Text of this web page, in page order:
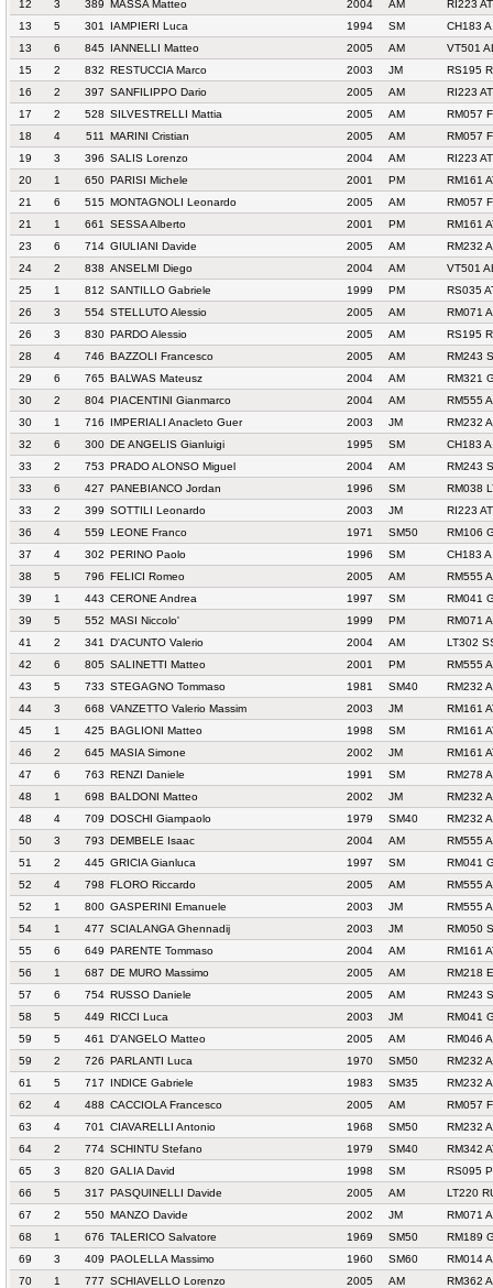
12 3 389 MASSA Matteo 2004 AM
RI223
13
5 301 IAMPIERI Luca 1994 SM
CH183
13
6 845 IANNELLI Matteo 2005 AM
VT501
15
2 832 RESTUCCIA Marco 2003 JM
RS195
16
2 397 SANFILIPPO Dario 2005 AM
RI223
17
2 528 SILVESTRELLI Mattia 2005 AM
RM057
18
4 511 MARINI Cristian 2005 AM
RM057
19
3 396 SALIS Lorenzo 2004 AM
RI223
20
1 650 PARISI Michele 2001 PM
RM161
21
6 515 MONTAGNOLI Leonardo 2005 AM
RM057
21
1 661 SESSA Alberto 2001 PM
RM161
23
6 714 GIULIANI Davide 2005 AM
RM232
24
2 838 ANSELMI Diego 2004 AM
VT501
25
1 812 SANTILLO Gabriele 1999 PM
RS035
26
3 554 STELLUTO Alessio 2005 AM
RM071
26
3 830 PARDO Alessio 2005 AM
RS195
28
4 746 BAZZOLI Francesco 2005 AM
RM243
29
6 765 BALWAS Mateusz 2004 AM
RM321
30
2 804 PIACENTINI Gianmarco 2004 AM
RM555
30
1 716 IMPERIALI Anacleto Guer 2003 JM
RM232
32
6 300 DE ANGELIS Gianluigi 1995 SM
CH183
33
2 753 PRADO ALONSO Miguel 2004 AM
RM243
33
6 427 PANEBIANCO Jordan 1996 SM
RM038
33
2 399 SOTTILI Leonardo 2003 JM
RI223
36
4 559 LEONE Franco 1971 SM50
RM106
37
4 302 PERINO Paolo 1996 SM
CH183
38
5 796 FELICI Romeo 2005 AM
RM555
39
1 443 CERONE Andrea 1997 SM
RM041
39
5 552 MASI Niccolo' 1999 PM
RM071
41
2 341 D'ACUNTO Valerio 2004 AM
LT302
42
6 805 SALINETTI Matteo 2001 PM
RM555
43
5 733 STEGAGNO Tommaso 1981 SM40
RM232
44
3 668 VANZETTO Valerio Massim 2003 JM
RM161
45
1 425 BAGLIONI Matteo 1998 SM
RM161
46
2 645 MASIA Simone 2002 JM
RM161
47
6 763 RENZI Daniele 1991 SM
RM278
48
1 698 BALDONI Matteo 2002 JM
RM232
48
4 709 DOSCHI Giampaolo 1979 SM40
RM232
50
3 793 DEMBELE Isaac 2004 AM
RM555
51
2 445 GRICIA Gianluca 1997 SM
RM041
52
4 798 FLORO Riccardo 2005 AM
RM555
52
1 800 GASPERINI Emanuele 2003 JM
RM555
54
1 477 SCIALANGA Ghennadij 2003 JM
RM050
55
6 649 PARENTE Tommaso 2004 AM
RM161
56
1 687 DE MURO Massimo 2005 AM
RM218
57
6 754 RUSSO Daniele 2005 AM
RM243
58
5 449 RICCI Luca 2003 JM
RM041
59
5 461 D'ANGELO Matteo 2005 AM
RM046
59
2 726 PARLANTI Luca 1970 SM50
RM232
61
5 717 INDICE Gabriele 1983 SM35
RM232
62
4 488 CACCIOLA Francesco 2005 AM
RM057
63
4 701 CIAVARELLI Antonio 1968 SM50
RM232
64
2 774 SCHINTU Stefano 1979 SM40
RM342
65
3 820 GALIA David 1998 SM
RS095
66
5 317 PASQUINELLI Davide 2005 AM
LT220
67
2 550 MANZO Davide 2002 JM
RM071
68
1 676 TALERICO Salvatore 1969 SM50
RM189
69
3 409 PAOLELLA Massimo 1960 SM60
RM014
70
1 777 SCHIAVELLO Lorenzo 2005 AM
RM362